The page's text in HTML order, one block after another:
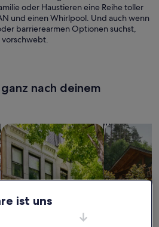
oder Haustieren eine Reihe toller
und einen Whirlpool. Und auch wenn
barrierearmen Optionen suchst,
vorschwebt.
nach deinem
Suche nach Ferienwohnungen oder
Suche nach
ist uns